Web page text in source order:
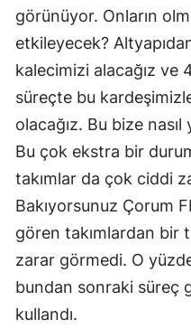
görünüyor. Onların
etkileyecek?
kalecimizi alacağız ve
süreçte bu
olacağız. Bu bize
Bu çok ekstra bir
takımlar da çok ciddi
Bakıyorsunuz Çorum
gören takımlardan bir
zarar görmedi. O
bundan sonraki süreç
kullandı.